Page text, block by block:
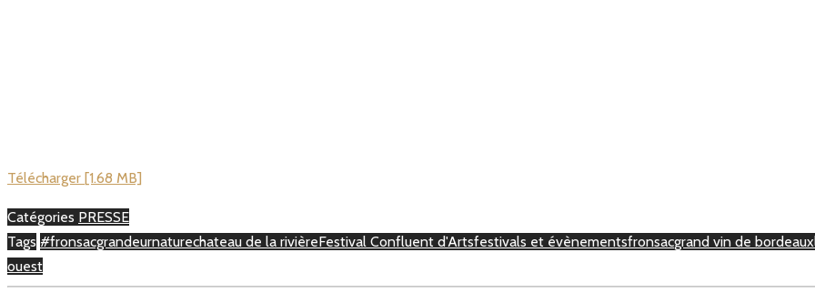
Télécharger [1.68 MB]
Catégories PRESSE
Tags #fronsacgrandeurnaturechateau de la rivièreFestival Confluent d'Artsfestivals et évènementsfronsacgrand vin de bordeaux
ouest